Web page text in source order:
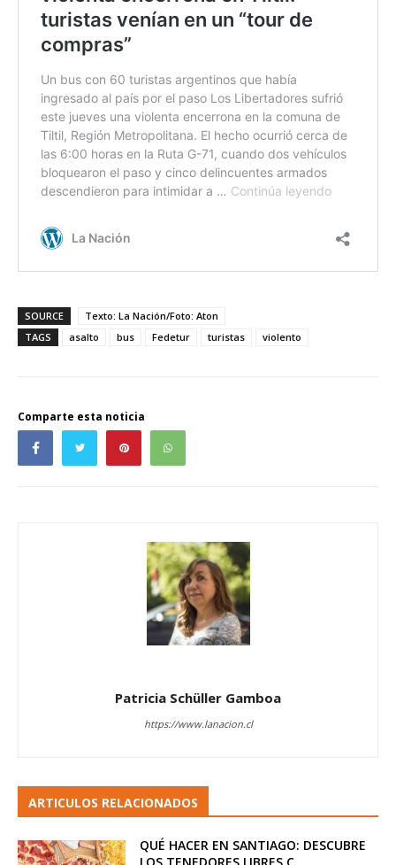
SOURCE
Texto: La Nación/Foto: Aton
TAGS
asalto bus Fedetur turistas violento
Comparte esta noticia
Patricia Schüller Gamboa
https://www.lanacion.cl
ARTICULOS RELACIONADOS
QUÉ HACER EN SANTIAGO: DESCUBRE